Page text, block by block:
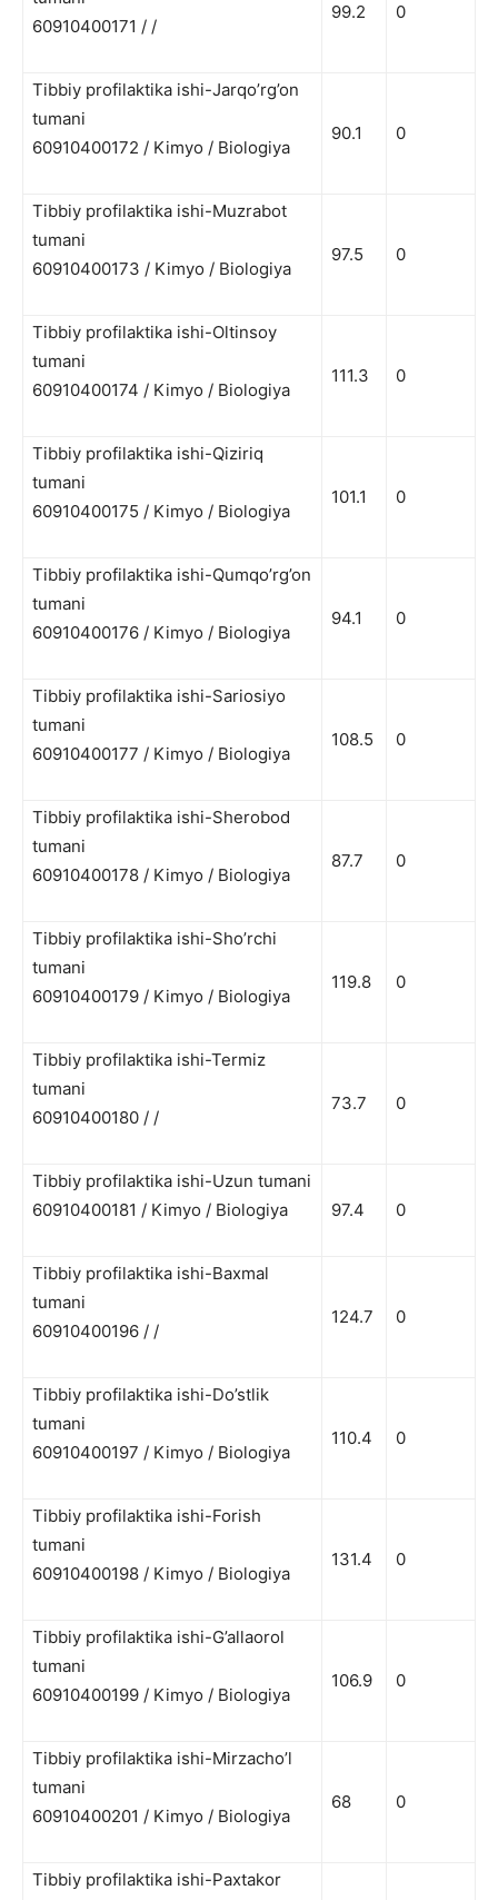
60910400171 / /
99.2 0
Tibbiy profilaktika ishi-Jarqo’rg’on
tumani
60910400172 / Kimyo / Biologiya
90.1 0
Tibbiy profilaktika ishi-Muzrabot
tumani
60910400173 / Kimyo / Biologiya
97.5 0
Tibbiy profilaktika ishi-Oltinsoy
tumani
60910400174 / Kimyo / Biologiya
111.3 0
Tibbiy profilaktika ishi-Qiziriq
tumani
60910400175 / Kimyo / Biologiya
101.1 0
Tibbiy profilaktika ishi-Qumqo’rg’on
tumani
60910400176 / Kimyo / Biologiya
94.1 0
Tibbiy profilaktika ishi-Sariosiyo
tumani
60910400177 / Kimyo / Biologiya
108.5 0
Tibbiy profilaktika ishi-Sherobod
tumani
60910400178 / Kimyo / Biologiya
87.7 0
Tibbiy profilaktika ishi-Sho’rchi
tumani
60910400179 / Kimyo / Biologiya
119.8 0
Tibbiy profilaktika ishi-Termiz
tumani
60910400180 / /
73.7 0
Tibbiy profilaktika ishi-Uzun tumani
60910400181 / Kimyo / Biologiya
97.4 0
Tibbiy profilaktika ishi-Baxmal
tumani
60910400196 / /
124.7 0
Tibbiy profilaktika ishi-Do’stlik
tumani
60910400197 / Kimyo / Biologiya
110.4 0
Tibbiy profilaktika ishi-Forish
tumani
60910400198 / Kimyo / Biologiya
131.4 0
Tibbiy profilaktika ishi-G’allaorol
tumani
60910400199 / Kimyo / Biologiya
106.9 0
Tibbiy profilaktika ishi-Mirzacho’l
tumani
60910400201 / Kimyo / Biologiya
68 0
Tibbiy profilaktika ishi-Paxtakor